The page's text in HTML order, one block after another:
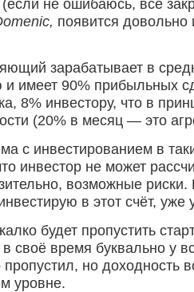
(если не ошибаюсь, все
появится
зарабатывает в
и имеет 90% прибыльных
8% инвестору, что в
(20% в месяц — это
с инвестированием в
инвестор не может
возможные
в этот счёт, уже
будет пропустить
своё время буквально у
пропустил, но доходность
уровне.